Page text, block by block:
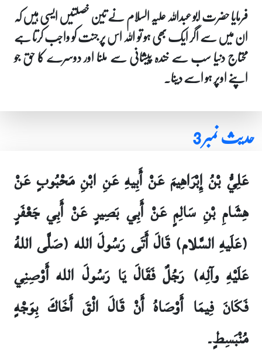
فرمایا حضرت ابو عبداللہ علیہ السلام نے تین خصلتیں ایسی ہیں کہ
ان میں سے اگر ایک بھی ہو تو اللہ اس پر جنت کو واجب کرتا ہے
محتاج دنیا سب سے خندہ پیشانی سے ملنا اور دوسرے کا حق جو
اپنے اوپر ہو اسے دینا۔
حدیث نمبر 3
عَلِيُّ بْنُ إِبْرَاهِيمَ عَنْ أَبِيهِ عَنِ ابْنِ مَحْبُوبٍ عَنْ
هِشَامِ بْنِ سَالِمٍ عَنْ أَبِي بَصِيرٍ عَنْ أَبِي جَعْفَرٍ
(عَلَيهِ السَّلام) قَالَ أَتَى رَسُولَ الله (صَلَّى اللهُ
عَلَيْهِ وآلِه) رَجُلٌ فَقَالَ يَا رَسُولَ الله أَوْصِنِي
فَكَانَ فِيمَا أَوْصَاهُ أَنْ قَالَ الْقَ أَخَاكَ بِوَجْهٍ
مُنْبَسِطٍ۔